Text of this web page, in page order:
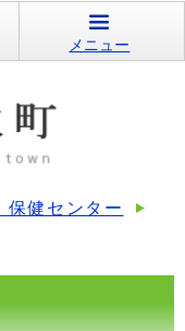
メニュー
健センター